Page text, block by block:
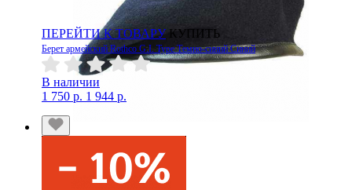
ПЕРЕЙТИ К ТОВАРУ КУПИТЬ
Берет армейский Rothco G.I. Type Темно-синий Синий
В наличии
1 750 р. 1 944 р.